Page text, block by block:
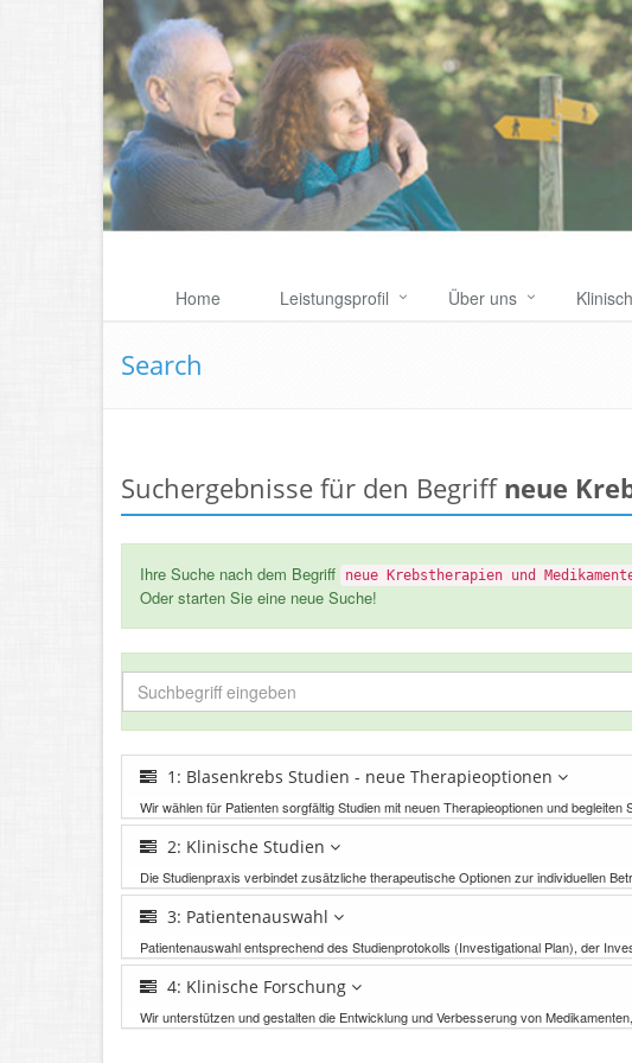
Home Leistungsprofil Über uns
Search
Suchergebnisse für den Begriff neue
Ihre Suche nach dem Begriff neue Krebstherapien und
Oder starten Sie eine neue Suche!
1: Blasenkrebs Studien - neue Therapieoptionen
Wir wählen für Patienten sorgfältig Studien mit neuen Therapieoptionen und
2: Klinische Studien
Die Studienpraxis verbindet zusätzliche therapeutische Optionen zur individuellen
3: Patientenauswahl
Patientenauswahl entsprechend des Studienprotokolls (Investigational Plan), der
4: Klinische Forschung
Wir unterstützen und gestalten die Entwicklung und Verbesserung von